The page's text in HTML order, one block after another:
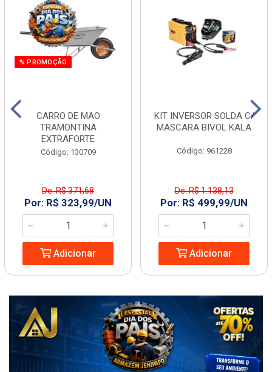
% PROMOÇÃO
CARRO DE MAO
TRAMONTINA
EXTRAFORTE
Código: 130709
De: R$ 371,68
Por: R$ 323,99/UN
Adicionar
KIT INVERSOR SOLDA C/
MASCARA BIVOL KALA
Código: 961228
De: R$ 1.138,13
Por: R$ 499,99/UN
Adicionar